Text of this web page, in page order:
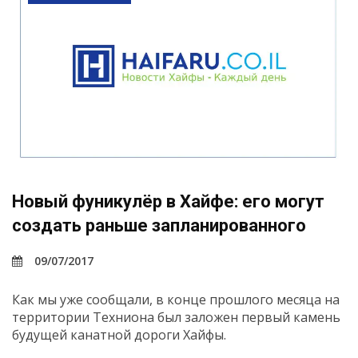
Новый фуникулёр в Хайфе: его могут
создать раньше запланированного
09/07/2017
Как мы уже сообщали, в конце прошлого месяца на
территории Техниона был заложен первый камень
будущей канатной дороги Хайфы.